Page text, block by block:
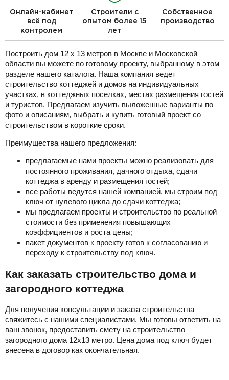
Онлайн-кабинет
всё под
контролем
Строители с
опытом более 15
лет
Собственное
производство
Построить дом 12 х 13 метров в Москве и Московской
области вы можете по готовому проекту, выбранному в этом
разделе нашего каталога. Наша компания ведет
строительство коттеджей и домов на индивидуальных
участках, в коттеджных поселках, местах размещения гостей
и туристов. Предлагаем изучить выложенные варианты по
фото и описаниям, выбрать и купить готовый проект со
строительством в короткие сроки.
Преимущества нашего предложения:
предлагаемые нами проекты можно реализовать для
постоянного проживания, дачного отдыха, сдачи
коттеджа в аренду и размещения гостей;
все работы ведутся нашей компанией, мы строим под
ключ от нулевого цикла до сдачи коттеджа;
мы предлагаем проекты и строительство по реальной
стоимости без применения повышающих
коэффициентов и роста цены;
пакет документов к проекту готов к согласованию и
переходу к строительству под ключ.
Как заказать строительство дома и
загородного коттеджа
Для получения консультации и заказа строительства
свяжитесь с нашими специалистами. Мы готовы ответить на
ваш звонок, предоставить смету на строительство
загородного дома 12х13 метро. Цена дома под ключ будет
внесена в договор как окончательная.